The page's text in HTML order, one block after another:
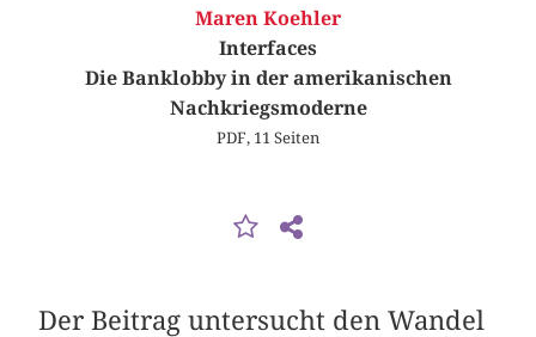
Maren Koehler
Interfaces
Die Banklobby in der amerikanischen
Nachkriegsmoderne
PDF, 11 Seiten
Der Beitrag untersucht den Wandel